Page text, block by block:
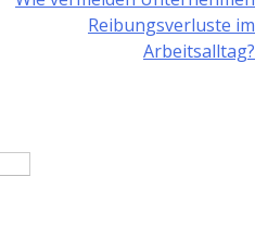
Reibungsverluste im
Arbeitsalltag?